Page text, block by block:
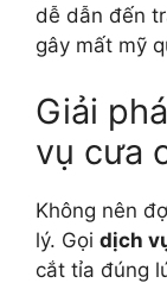
dễ dẫn đến
gây mất mỹ
Giải
vụ cưa
Không nên
lý. Gọi dịch
cắt tỉa đúng